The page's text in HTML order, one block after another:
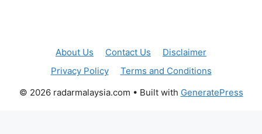
About Us Contact Us
Disclaimer
Privacy Policy
Terms and Conditions
© 2026 radarmalaysia.com • Built with GeneratePress